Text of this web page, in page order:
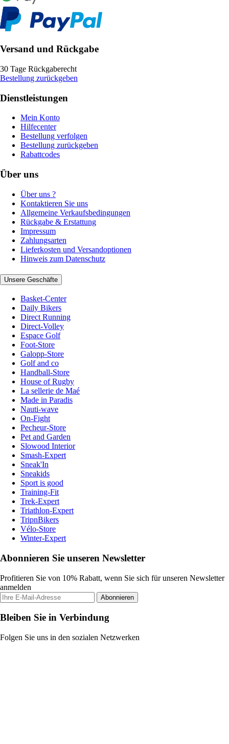
Versand und Rückgabe
30 Tage Rückgaberecht
Bestellung zurückgeben
Dienstleistungen
Mein Konto
Hilfecenter
Bestellung verfolgen
Bestellung zurückgeben
Rabattcodes
Über uns
Über uns ?
Kontaktieren Sie uns
Allgemeine Verkaufsbedingungen
Rückgabe & Erstattung
Impressum
Zahlungsarten
Lieferkosten und Versandoptionen
Hinweis zum Datenschutz
Unsere Geschäfte
Basket-Center
Daily Bikers
Direct Running
Direct-Volley
Espace Golf
Foot-Store
Galopp-Store
Golf and co
Handball-Store
House of Rugby
La sellerie de Maé
Made in Paradis
Nauti-wave
On-Fight
Pecheur-Store
Pet and Garden
Slowood Interior
Smash-Expert
Sneak'In
Sneakids
Sport is good
Training-Fit
Trek-Expert
Triathlon-Expert
TripnBikers
Vélo-Store
Winter-Expert
Abonnieren Sie unseren Newsletter
Profitieren Sie von 10% Rabatt, wenn Sie sich für unseren Newsletter
anmelden
Abonnieren
Bleiben Sie in Verbindung
Folgen Sie uns in den sozialen Netzwerken